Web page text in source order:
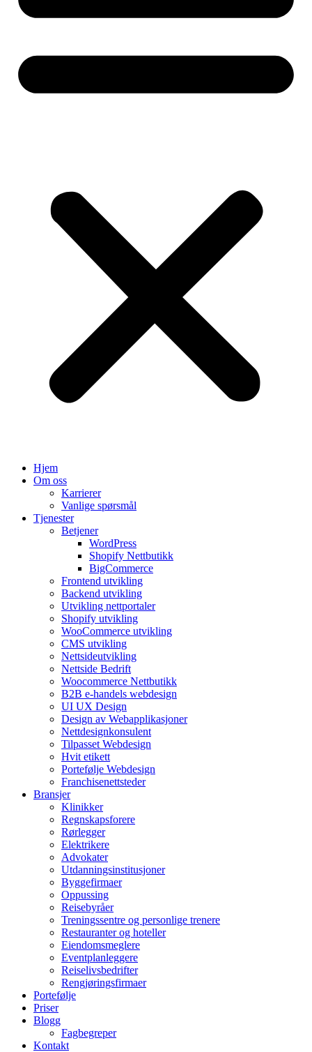
Hjem
Om oss
Karrierer
Vanlige spørsmål
Tjenester
Betjener
WordPress
Shopify Nettbutikk
BigCommerce
Frontend utvikling
Backend utvikling
Utvikling nettportaler
Shopify utvikling
WooCommerce utvikling
CMS utvikling
Nettsideutvikling
Nettside Bedrift
Woocommerce Nettbutikk
B2B e-handels webdesign
UI UX Design
Design av Webapplikasjoner
Nettdesignkonsulent
Tilpasset Webdesign
Hvit etikett
Portefølje Webdesign
Franchisenettsteder
Bransjer
Klinikker
Regnskapsforere
Rørlegger
Elektrikere
Advokater
Utdanningsinstitusjoner
Byggefirmaer
Oppussing
Reisebyråer
Treningssentre og personlige trenere
Restauranter og hoteller
Eiendomsmeglere
Eventplanleggere
Reiselivsbedrifter
Rengjøringsfirmaer
Portefølje
Priser
Blogg
Fagbegreper
Kontakt